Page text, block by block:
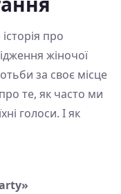
про
жіночої
за своє місце
те, як часто ми
голоси. І як